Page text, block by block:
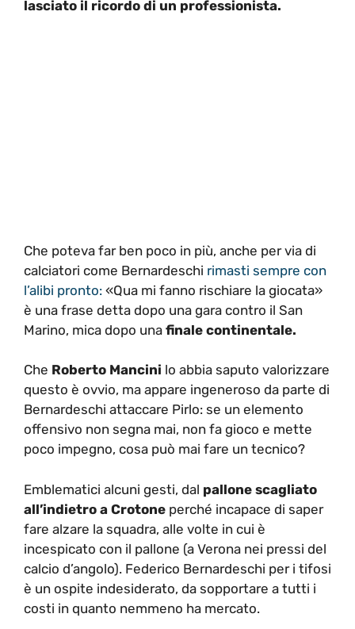
lasciato il ricordo di un professionista.
Che poteva far ben poco in più, anche per via di
calciatori come Bernardeschi rimasti sempre con
l’alibi pronto: «Qua mi fanno rischiare la giocata»
è una frase detta dopo una gara contro il San
Marino, mica dopo una finale continentale.
Che Roberto Mancini lo abbia saputo valorizzare
questo è ovvio, ma appare ingeneroso da parte di
Bernardeschi attaccare Pirlo: se un elemento
offensivo non segna mai, non fa gioco e mette
poco impegno, cosa può mai fare un tecnico?
Emblematici alcuni gesti, dal pallone scagliato
all’indietro a Crotone perché incapace di saper
fare alzare la squadra, alle volte in cui è
incespicato con il pallone (a Verona nei pressi del
calcio d’angolo). Federico Bernardeschi per i tifosi
è un ospite indesiderato, da sopportare a tutti i
costi in quanto nemmeno ha mercato.